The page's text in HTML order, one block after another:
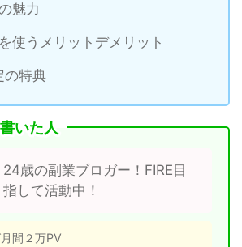
魅力
使うメリットデメリット
の特典
いた人
24歳の副業ブロガー！FIRE目
指して活動中！
月間２万PV